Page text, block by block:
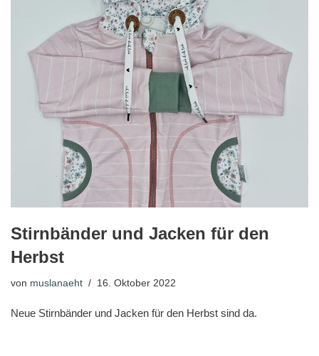
Stirnbänder und Jacken für den
Herbst
von muslanaeht 16. Oktober 2022
Neue Stirnbänder und Jacken für den Herbst sind da.